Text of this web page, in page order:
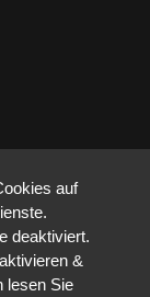
auf
deaktiviert.
&
lesen Sie